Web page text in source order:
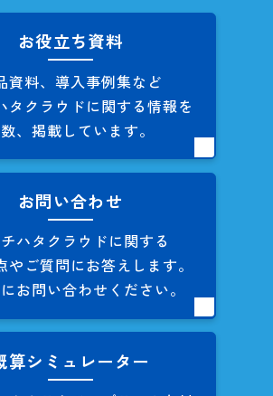
お役立ち資料
資料、導入事例集など
タクラウドに関する情報を
、掲載しています。
お問い合わせ
ハタクラウドに関する
やご質問にお答えします。
お問い合わせください。
算シミュレーター